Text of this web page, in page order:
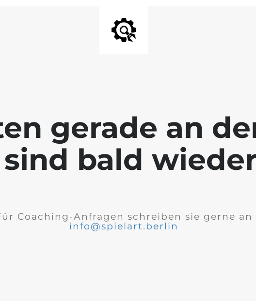
gerade an
bald
Coaching-Anfragen schreiben sie gerne an
info@spielart.berlin